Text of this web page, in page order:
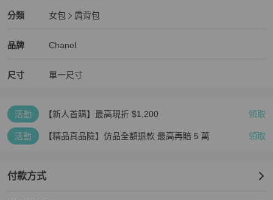
分類
Chanel 女包分類資訊
女包
肩背包
品牌
Chanel 精品女包品牌介紹
Chanel
Chanel 推薦清單
尺寸 單一尺寸
活動 【新人首購】最高現折 $1,200 領取
活動 【精品真品險】仿品全額退款 最高再賠 5 萬 領取
付款方式